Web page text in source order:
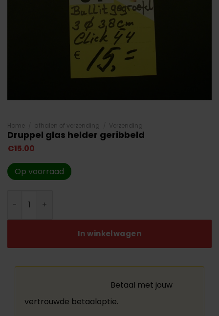
Home afhalen of verzending Verzending
Druppel glas helder geribbeld
€15.00
Op voorraad
In winkelwagen
Betaal met jouw
vertrouwde betaaloptie.